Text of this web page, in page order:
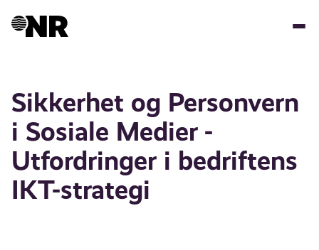
Sikkerhet og Personvern
i Sosiale Medier -
Utfordringer i bedriftens
IKT-strategi